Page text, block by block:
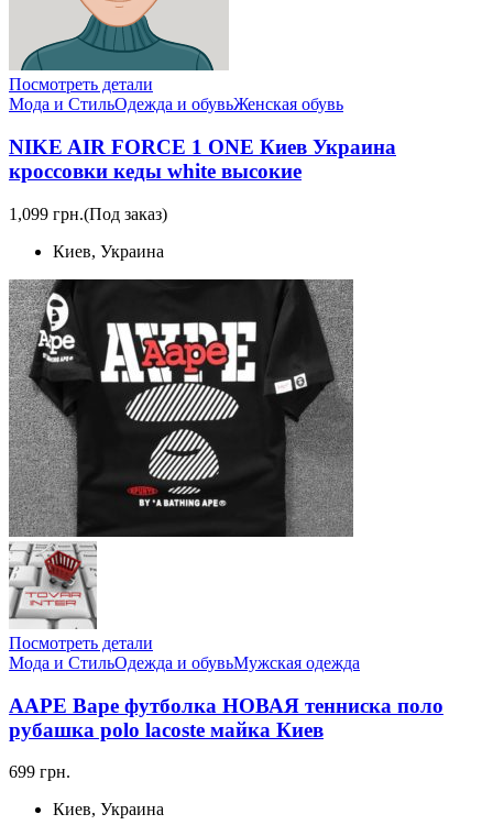
Посмотреть детали
Мода и СтильОдежда и обувьЖенская обувь
NIKE AIR FORCE 1 ONE Киев Украина
кроссовки кеды white высокие
1,099 грн.(Под заказ)
Киев, Украина
Посмотреть детали
Мода и СтильОдежда и обувьМужская одежда
AAPE Bape футболка НОВАЯ тенниска поло
рубашка polo lacoste майка Киев
699 грн.
Киев, Украина